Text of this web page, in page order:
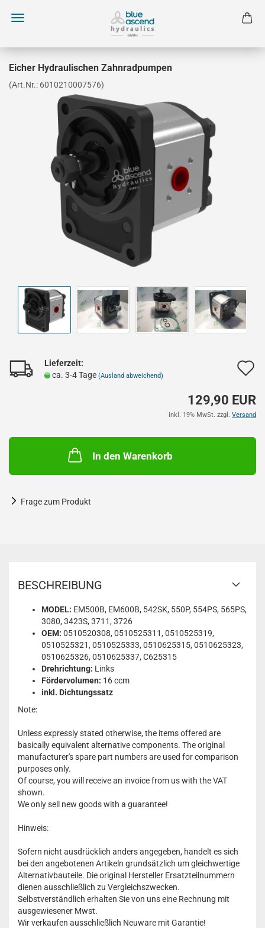
Eicher Hydraulischen Zahnradpumpen
(Art.Nr.: 6010210007576)
Lieferzeit:
ca. 3-4 Tage (Ausland abweichend)
129,90 EUR
inkl. 19% MwSt. zzgl. Versand
In den Warenkorb
Frage zum Produkt
BESCHREIBUNG
MODEL: EM500B, EM600B, 542SK, 550P, 554PS, 565PS,
3080, 3423S, 3711, 3726
OEM: 0510520308, 0510525311, 0510525319,
0510525321, 0510525333, 0510625315, 0510625323,
0510625326, 0510625337, C625315
Drehrichtung: Links
Fördervolumen: 16 ccm
inkl. Dichtungssatz
Note:
Unless expressly stated otherwise, the items offered are
basically equivalent alternative components. The original
manufacturer's spare part numbers are used for comparison
purposes only.
Of course, you will receive an invoice from us with the VAT
shown.
We only sell new goods with a guarantee!
Hinweis:
Sofern nicht ausdrücklich anders angegeben, handelt es sich
bei den angebotenen Artikeln grundsätzlich um gleichwertige
Alternativbauteile. Die original Hersteller Ersatzteilnummern
dienen ausschließlich zu Vergleichszwecken.
Selbstverständlich erhalten Sie von uns eine Rechnung mit
ausgewiesener Mwst.
Wir verkaufen ausschließlich Neuware mit Garantie!